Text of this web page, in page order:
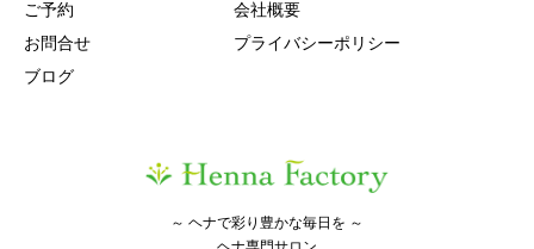
ご予約
お問合せ
ブログ
会社概要
プライバシーポリシー
～ ヘナで彩り豊かな毎日を ～